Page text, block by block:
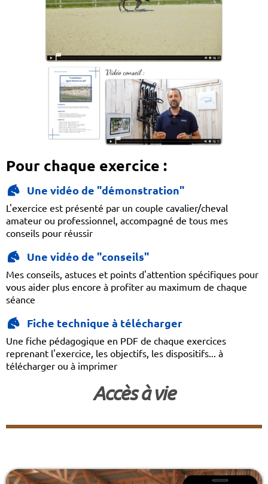
Pour chaque exercice :
Une vidéo de "démonstration"
L'exercice est présenté par un couple cavalier/cheval
amateur ou professionnel, accompagné de tous mes
conseils pour réussir
Une vidéo de "conseils"
Mes conseils, astuces et points d'attention spécifiques pour
vous aider plus encore à profiter au maximum de chaque
séance
Fiche technique à télécharger
Une fiche pédagogique en PDF de chaque exercices
reprenant l'exercice, les objectifs, les dispositifs... à
télécharger ou à imprimer
Accès à vie